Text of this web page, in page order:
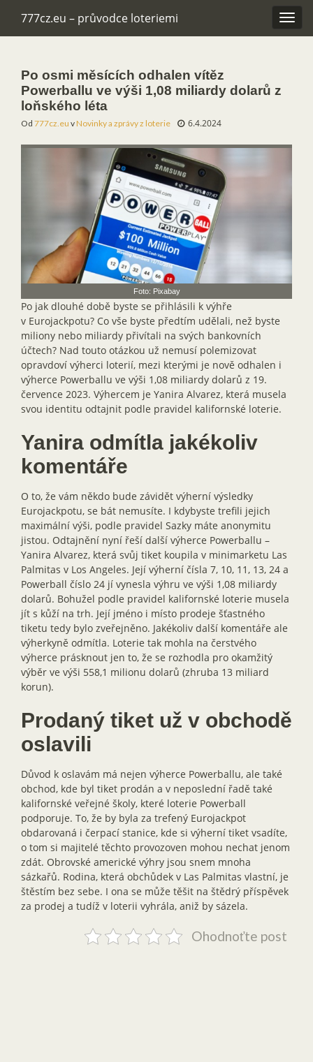
777cz.eu – průvodce loteriemi
Po osmi měsících odhalen vítěz
Powerballu ve výši 1,08 miliardy dolarů z
loňského léta
Od 777cz.eu vNovinky a zprávy z loterie 6.4.2024
Foto: Pixabay
Po jak dlouhé době byste se přihlásili k výhře
v Eurojackpotu? Co vše byste předtím udělali, než byste
miliony nebo miliardy přivítali na svých bankovních
účtech? Nad touto otázkou už nemusí polemizovat
opravdoví výherci loterií, mezi kterými je nově odhalen i
výherce Powerballu ve výši 1,08 miliardy dolarů z 19.
července 2023. Výhercem je Yanira Alvarez, která musela
svou identitu odtajnit podle pravidel kalifornské loterie.
Yanira odmítla jakékoliv
komentáře
O to, že vám někdo bude závidět výherní výsledky
Eurojackpotu, se bát nemusíte. I kdybyste trefili jejich
maximální výši, podle pravidel Sazky máte anonymitu
jistou. Odtajnění nyní řeší další výherce Powerballu –
Yanira Alvarez, která svůj tiket koupila v minimarketu Las
Palmitas v Los Angeles. Její výherní čísla 7, 10, 11, 13, 24 a
Powerball číslo 24 jí vynesla výhru ve výši 1,08 miliardy
dolarů. Bohužel podle pravidel kalifornské loterie musela
jít s kůží na trh. Její jméno i místo prodeje šťastného
tiketu tedy bylo zveřejněno. Jakékoliv další komentáře ale
výherkyně odmítla. Loterie tak mohla na čerstvého
výherce prásknout jen to, že se rozhodla pro okamžitý
výběr ve výši 558,1 milionu dolarů (zhruba 13 miliard
korun).
Prodaný tiket už v obchodě
oslavili
Důvod k oslavám má nejen výherce Powerballu, ale také
obchod, kde byl tiket prodán a v neposlední řadě také
kalifornské veřejné školy, které loterie Powerball
podporuje. To, že by byla za trefený Eurojackpot
obdarovaná i čerpací stanice, kde si výherní tiket vsadíte,
o tom si majitelé těchto provozoven mohou nechat jenom
zdát. Obrovské americké výhry jsou snem mnoha
sázkařů. Rodina, která obchůdek v Las Palmitas vlastní, je
štěstím bez sebe. I ona se může těšit na štědrý příspěvek
za prodej a tudíž v loterii vyhrála, aniž by sázela.
Ohodnoťte post